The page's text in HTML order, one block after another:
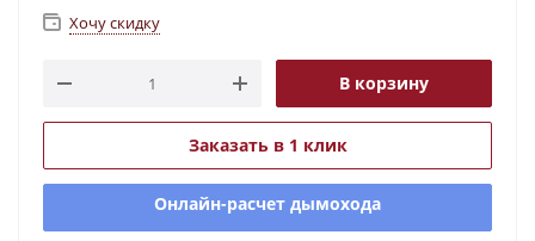
Хочу скидку
В корзину
Заказать в 1 клик
Онлайн-расчет дымохода